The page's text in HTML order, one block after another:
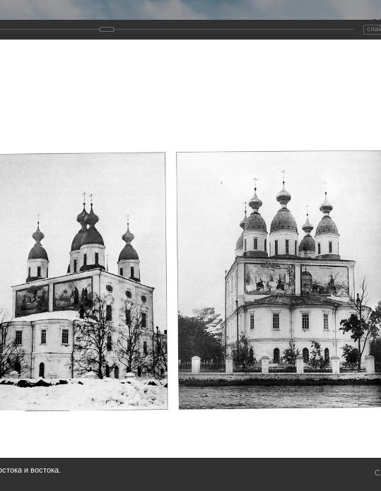
Новомучеников и
Земли
Сайт создан по благословлению
Наследники Галерея Вопрос-
Главная Галерея Храмы-мученики Архангельска Свято-Троицкий
Свято-Троицкий собор
Свято-Троицкий собор Архангельска
23.12.2015
Сегодня мы можем говорить, что Архангельск в большей мере, чем
пострадал от целенаправленных систематических разрушений, в
выдающихся памятников архитектуры. Больше всего по старому
вызванная борьбой с религией, набравшая особую силу в конце 20 –х
разрушение православного центра архангельской губернии - ансамбля
и востока.